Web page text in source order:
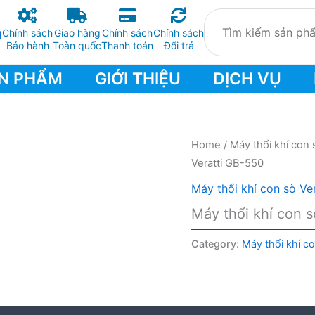
Chính sách
Bảo hành
Giao hàng
Toàn quốc
Chính sách
Thanh toán
Chính sách
Đổi trả
PHẨM GIỚI THIỆU DỊCH VỤ
Home / Máy thổi khí con
Veratti GB-550
Máy thổi khí con sò
Máy thổi khí con
Category: Máy thổi khí